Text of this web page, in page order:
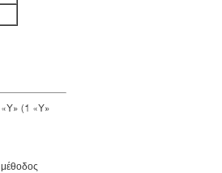
«Υ» (1 «Υ»